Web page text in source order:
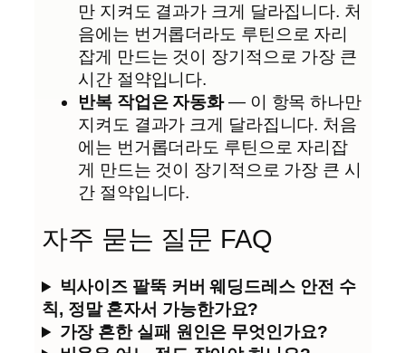
만 지켜도 결과가 크게 달라집니다. 처
음에는 번거롭더라도 루틴으로 자리
잡게 만드는 것이 장기적으로 가장 큰
시간 절약입니다.
반복 작업은 자동화— 이 항목 하나만
지켜도 결과가 크게 달라집니다. 처음
에는 번거롭더라도 루틴으로 자리잡
게 만드는 것이 장기적으로 가장 큰 시
간 절약입니다.
자주 묻는 질문 FAQ
빅사이즈 팔뚝 커버 웨딩드레스 안전 수
칙, 정말 혼자서 가능한가요?
가장 흔한 실패 원인은 무엇인가요?